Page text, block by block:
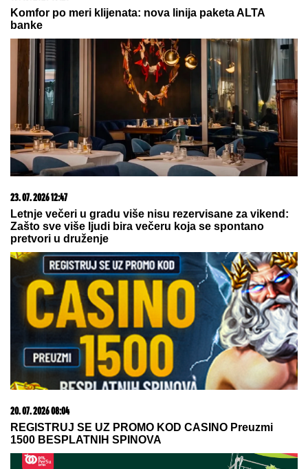
08. 08. 2026 05:24
Burnu noć u Beogradu obeležila tri udesa: Četvoro
lakše povređeno
03. 08. 2026 13:23
Hibrid broj 1 koji osvaja Evropu, sada po specijalnoj
akcijskoj ceni od 19.990€ do 31.8.
09. 07. 2026 09:20